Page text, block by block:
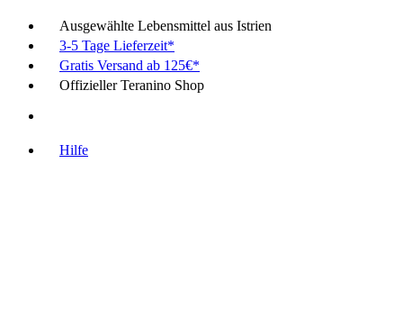
Ausgewählte Lebensmittel aus Istrien
3-5 Tage Lieferzeit*
Gratis Versand ab 125€*
Offizieller Teranino Shop
Hilfe